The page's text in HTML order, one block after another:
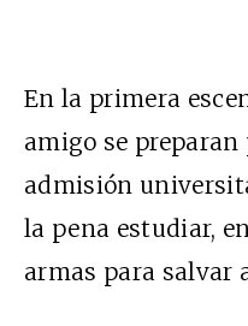
En la primera
amigo se
admisión
la pena estudiar,
armas para salvar